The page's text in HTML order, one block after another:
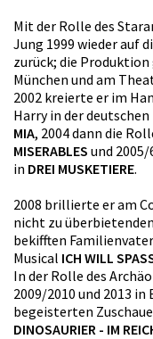
Mit der Rolle des
Jung 1999 wieder auf
zurück; die
München und am
2002 kreierte er im
Harry in der
MIA, 2004 dann die
MISERABLES und
in DREI MUSKETIERE.
2008 brillierte er am
nicht zu
bekifften
Musical ICH WILL
In der Rolle des
2009/2010 und 2013
begeisterten
DINOSAURIER - IM